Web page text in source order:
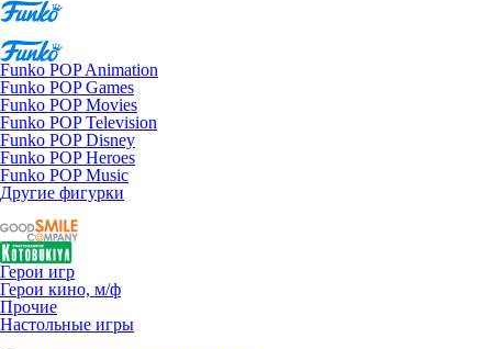
Funko POP Animation
Funko POP Games
Funko POP Movies
Funko POP Television
Funko POP Disney
Funko POP Heroes
Funko POP Music
Другие фигурки
Герои игр
Герои кино, м/ф
Прочие
Настольные игры